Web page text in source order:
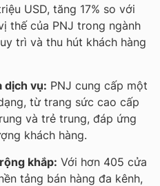
USD, tăng 17% so với
thế của PNJ trong ngành
trì và thu hút khách hàng
dịch vụ: PNJ cung cấp một
từ trang sức cao cấp
và trẻ trung, đáp ứng
khách hàng.
khắp: Với hơn 405 cửa
tảng bán hàng đa kênh,